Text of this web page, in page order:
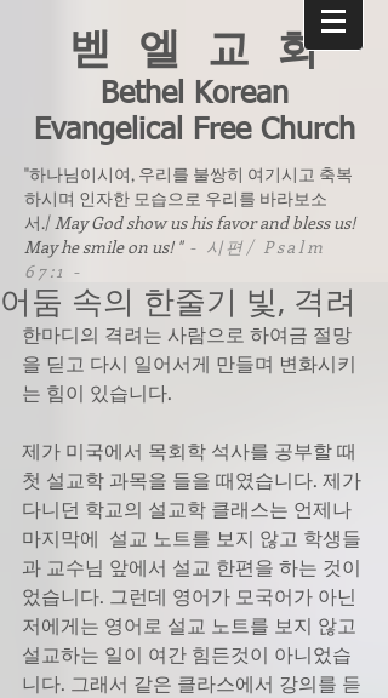
벧 엘 교 회
Bethel Korean
Evangelical Free Church
"하나님이시여, 우리를 불쌍히 여기시고 축복
하시며 인자한 모습으로 우리를 바라보소
서./May God show us his favor and bless us!
May he smile on us! " - 시편/ Psalm
67:1 -
어둠 속의 한줄기 빛, 격려
한마디의 격려는 사람으로 하여금 절망
을 딛고 다시 일어서게 만들며 변화시키
는 힘이 있습니다.
제가 미국에서 목회학 석사를 공부할 때
첫 설교학 과목을 들을 때였습니다. 제가
다니던 학교의 설교학 클래스는 언제나
마지막에  설교 노트를 보지 않고 학생들
과 교수님 앞에서 설교 한편을 하는 것이
었습니다. 그런데 영어가 모국어가 아닌
저에게는 영어로 설교 노트를 보지 않고
설교하는 일이 여간 힘든것이 아니었습
니다. 그래서 같은 클라스에서 강의를 듣